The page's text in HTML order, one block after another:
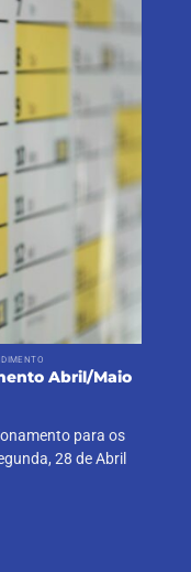
Abril/Maio
para os
28 de Abril